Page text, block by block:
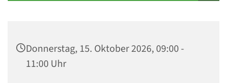
Donnerstag, 15. Oktober 2026, 09:00 -
11:00 Uhr